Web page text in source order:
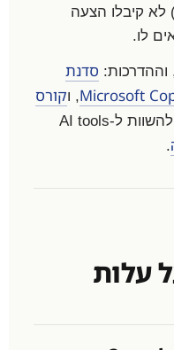
לא קיבלו הצעה
לו.
סדנת
, וקורס
. אם רוצים גם להשוות ל-AI tools
.
עלות